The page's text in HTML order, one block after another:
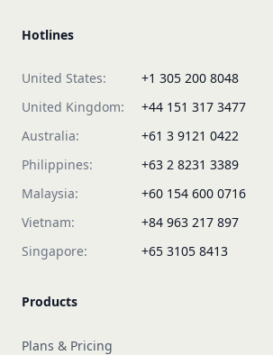
Hotlines
United States:
+1 305 200 8048
United Kingdom:
+44 151 317 3477
Australia:
+61 3 9121 0422
Philippines:
+63 2 8231 3389
Malaysia:
+60 154 600 0716
Vietnam:
+84 963 217 897
Singapore:
+65 3105 8413
Products
Plans & Pricing